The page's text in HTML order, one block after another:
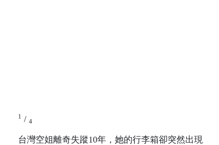
1 / 4
台灣空姐離奇失蹤10年，她的行李箱卻突然出現